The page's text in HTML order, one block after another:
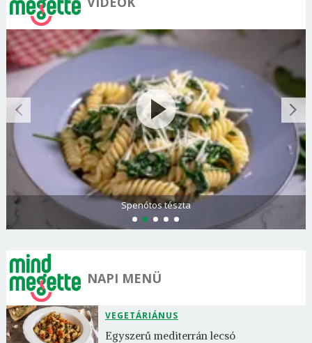
Görögdinnye-limonádé
NAPI MENÜ
VEGETÁRIÁNUS
Egyszerű mediterrán lecsó